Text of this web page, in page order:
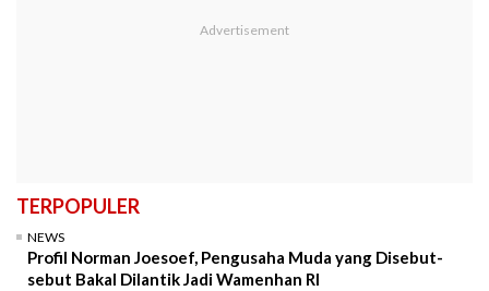
TERPOPULER
NEWS
Profil Norman Joesoef, Pengusaha Muda yang Disebut-
sebut Bakal Dilantik Jadi Wamenhan RI